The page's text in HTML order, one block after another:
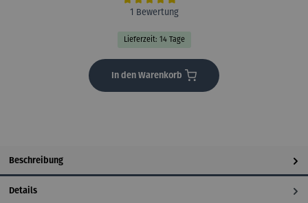
Durchschnittliche Bewertung von 5 von 5 Sternen
1 Bewertung
Lieferzeit: 14 Tage
In den Warenkorb
Beschreibung
Details